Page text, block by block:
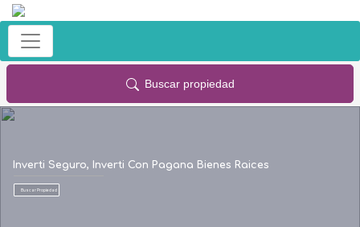
Buscar propiedad
Inverti Seguro, Inverti Con Pagana Bienes Raices
Buscar Propiedad